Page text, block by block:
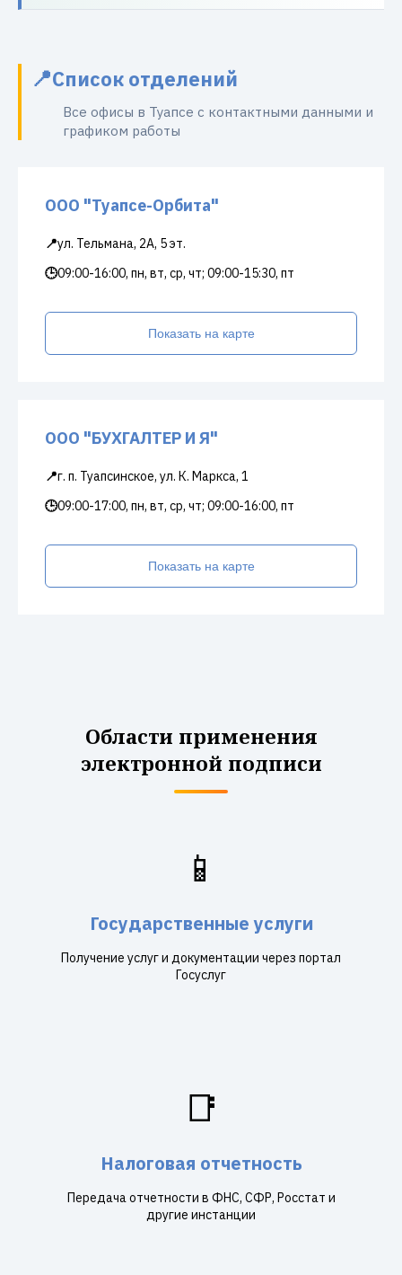
Список отделений
Все офисы в Туапсе с контактными данными и
графиком работы
ООО "Туапсе-Орбита"
📍ул. Тельмана, 2А, 5 эт.
🕒09:00-16:00, пн, вт, ср, чт; 09:00-15:30, пт
Показать на карте
ООО "БУХГАЛТЕР И Я"
📍г. п. Туапсинское, ул. К. Маркса, 1
🕒09:00-17:00, пн, вт, ср, чт; 09:00-16:00, пт
Показать на карте
Области применения
электронной подписи
📱
Государственные услуги
Получение услуг и документации через портал
Госуслуг
📑
Налоговая отчетность
Передача отчетности в ФНС, СФР, Росстат и
другие инстанции